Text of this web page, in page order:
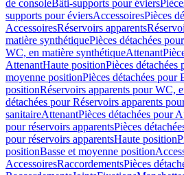
de consoleBâti-supports pour éviers
supports pour éviersAccessoiresPièces
AccessoiresRéservoirs apparents
matière synthétiquePièces détachées
WC, en matière synthétiqueAttenant
AttenantHaute positionPièces
moyenne positionPièces détachées pour
positionRéservoirs apparents pour WC,
détachées pour Réservoirs apparents
sanitaireAttenantPièces détachées pour
pour réservoirs apparentsPièces
pour réservoirs apparentsHaute position
positionBasse et moyenne position
AccessoiresRaccordementsPièces